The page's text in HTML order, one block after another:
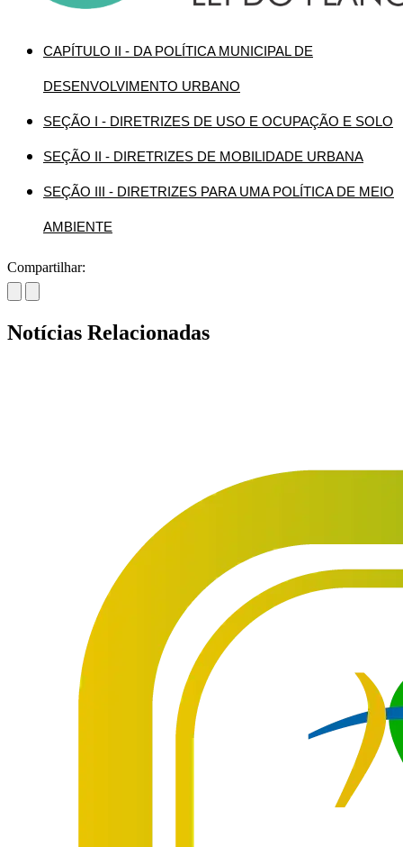
CAPÍTULO II - DA POLÍTICA MUNICIPAL DE
DESENVOLVIMENTO URBANO
SEÇÃO I - DIRETRIZES DE USO E OCUPAÇÃO E SOLO
SEÇÃO II - DIRETRIZES DE MOBILIDADE URBANA
SEÇÃO III - DIRETRIZES PARA UMA POLÍTICA DE MEIO
AMBIENTE
Compartilhar:
Notícias Relacionadas